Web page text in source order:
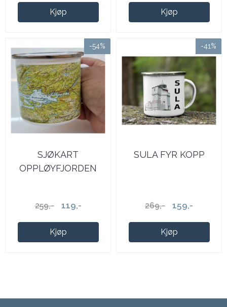
Kjøp Kjøp
-54%
SJØKART
OPPLØYFJORDEN
259,- 119,-
Kjøp
-41%
SULA FYR KOPP
269,- 159,-
Kjøp